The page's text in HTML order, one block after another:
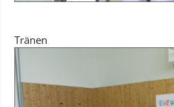
Tränen